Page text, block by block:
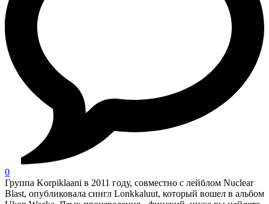
0
Группа Korpiklaani в 2011 году, совместно с лейблом Nuclear
Blast, опубликовала сингл Lonkkaluut, который вошел в альбом